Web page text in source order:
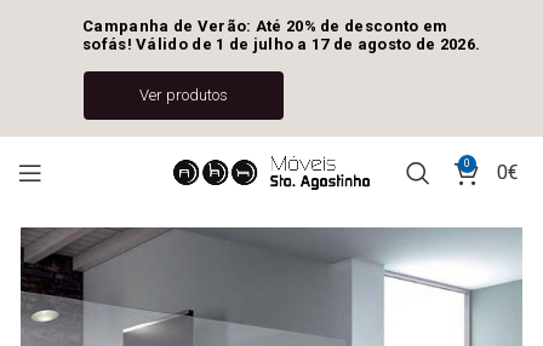
0 0€
Campanha de Verão: Até 20% de desconto em
sofás! Válido de 1 de julho a 17 de agosto de 2026.
Ver produtos